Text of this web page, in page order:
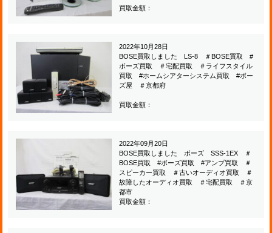
買取金額：
2022年10月28日
BOSE買取しました LS-8 ＃BOSE買取 #
ボーズ買取 ＃宅配買取 ＃ライフスタイル
買取 #ホームシアターシステム買取 #ボー
ズ屋 ＃京都府
買取金額：
2022年09月20日
BOSE買取しました ボーズ SSS-1EX ＃
BOSE買取 #ボーズ買取 #アンプ買取 ＃
スピーカー買取 ＃古いオーディオ買取 ＃
故障したオーディオ買取 ＃宅配買取 ＃京
都市
買取金額：